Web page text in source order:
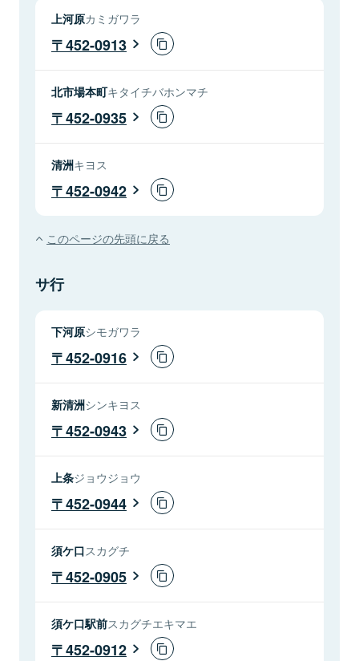
上河原カミガワラ
452-0913
北市場本町キタイチバホンマチ
452-0935
清洲キヨス
452-0942
このページの先頭に戻る
サ行
下河原シモガワラ
452-0916
新清洲シンキヨス
452-0943
上条ジョウジョウ
452-0944
須ケ口スカグチ
452-0905
須ケ口駅前スカグチエキマエ
452-0912